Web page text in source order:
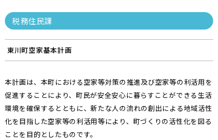
税務住民課
東川町空家基本計画
本計画は、本町における空家等対策の推進及び空家等の利活用を
促進することにより、町民が安全安心に暮らすことができる生活
環境を確保するとともに、新たな人の流れの創出による地域活性
化を目指した空家等の利活用等により、町づくりの活性化を図る
ことを目的としたものです。